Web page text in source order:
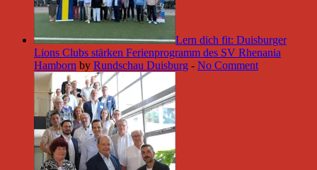
Lern dich fit: Duisburger
Lions Clubs stärken Ferienprogramm des SV Rhenania
Hamborn by Rundschau Duisburg - No Comment